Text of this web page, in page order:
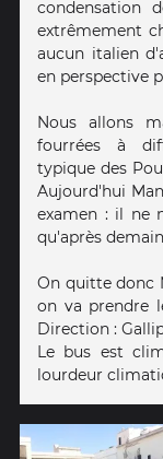
condensation
extrêmement
aucun italien
en perspective
Nous allons
fourrées à
typique des
Aujourd'hui
examen : il ne
qu'après
On quitte donc
on va prendre
Direction :
Le bus est
lourdeur